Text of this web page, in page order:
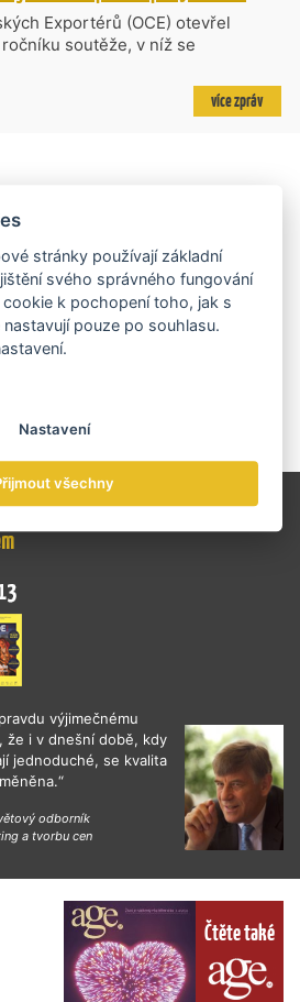
dotaci o celkovém objemu 4,27
mil. Kč bude podpořeno čtyřicet
projektů zaměřených na
inteligence a její aplikace do
a do vývoje nových produktů na
rok 2027.
Exportérů (OCE) otevřel
soutěže, v níž se
vyzdvihuje, podporuje a oceňuje
prosazují své produkty a
ale také silný podnikatelský
více zpráv
výjimečnému
že i v dnešní době, kdy
jednoduché, se kvalita
odborník
a tvorbu cen
Čtěte také
stránky používají základní
svého správného fungování
k pochopení toho, jak s
nastavují pouze po souhlasu.
Nastavení
všechny